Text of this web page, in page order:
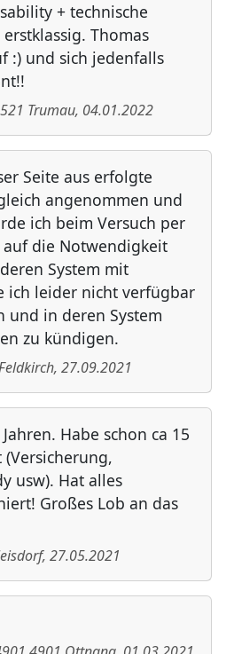
+ technische
Thomas
:) und sich jedenfalls
Trumau, 04.01.2022
Seite aus erfolgte
angenommen und
ich beim Versuch per
die Notwendigkeit
System mit
ich leider nicht verfügbar
und in deren System
zu kündigen.
, 27.09.2021
Habe schon ca 15
usw). Hat alles
Großes Lob an das
, 27.05.2021